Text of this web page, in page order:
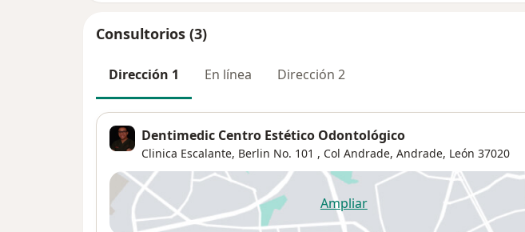
Consultorios (3)
Dirección 1 En línea Dirección 2
Dentimedic Centro Estético Odontológico
Clinica Escalante, Berlin No. 101 , Col Andrade, Andrade, León 37020
Ampliarse abre en una nueva pestaña